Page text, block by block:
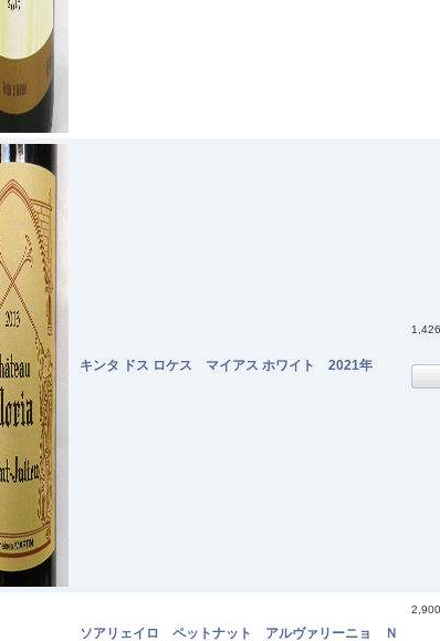
キンタ ドス ロケス マイアス ホワイト 2021年
ソアリェイロ ペットナット アルヴァリーニョ Ｎ